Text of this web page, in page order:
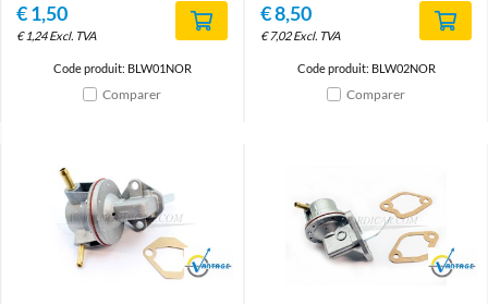
€1,50
€1,24 Excl. TVA
Code produit: BLW01NOR
Comparer
€8,50
€7,02 Excl. TVA
Code produit: BLW02NOR
Comparer
Brand Brand